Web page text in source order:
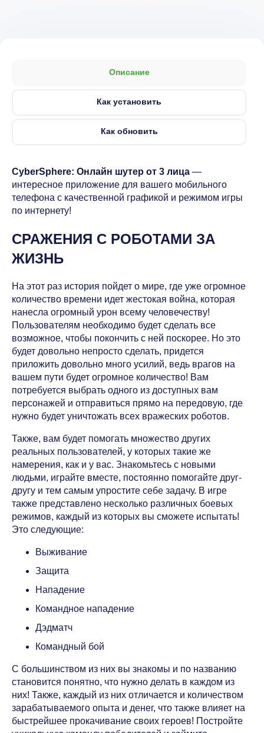
Описание
Как установить
Как обновить
CyberSphere: Онлайн шутер от 3 лица —
интересное приложение для вашего мобильного
телефона с качественной графикой и режимом игры
по интернету!
СРАЖЕНИЯ С РОБОТАМИ ЗА
ЖИЗНЬ
На этот раз история пойдет о мире, где уже огромное
количество времени идет жестокая война, которая
нанесла огромный урон всему человечеству!
Пользователям необходимо будет сделать все
возможное, чтобы покончить с ней поскорее. Но это
будет довольно непросто сделать, придется
приложить довольно много усилий, ведь врагов на
вашем пути будет огромное количество! Вам
потребуется выбрать одного из доступных вам
персонажей и отправиться прямо на передовую, где
нужно будет уничтожать всех вражеских роботов.
Также, вам будет помогать множество других
реальных пользователей, у которых такие же
намерения, как и у вас. Знакомьтесь с новыми
людьми, играйте вместе, постоянно помогайте друг-
другу и тем самым упростите себе задачу. В игре
также представлено несколько различных боевых
режимов, каждый из которых вы сможете испытать!
Это следующие:
Выживание
Защита
Нападение
Командное нападение
Дэдматч
Командный бой
С большинством из них вы знакомы и по названию
становится понятно, что нужно делать в каждом из
них! Также, каждый из них отличается и количеством
зарабатываемого опыта и денег, что также влияет на
быстрейшее прокачивание своих героев! Постройте